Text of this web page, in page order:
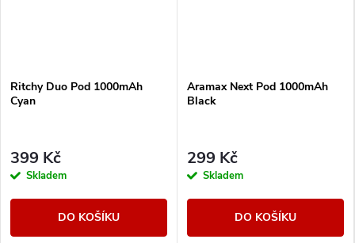
Ritchy Duo Pod 1000mAh
Cyan
399 Kč
Skladem
DO KOŠÍKU
Aramax Next Pod 1000mAh
Black
299 Kč
Skladem
DO KOŠÍKU